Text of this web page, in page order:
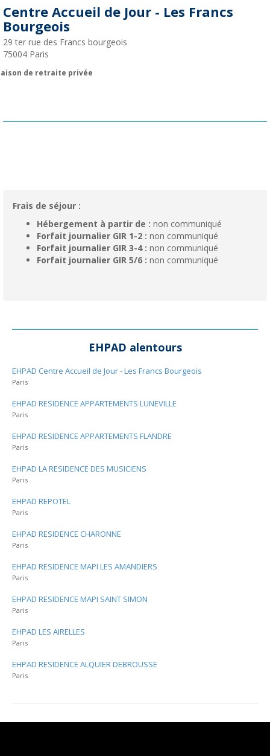
Centre Accueil de Jour - Les Francs
Bourgeois
29 ter rue des Francs bourgeois
75004 Paris
de retraite privée
Frais de séjour :
Hébergement à partir de : non communiqué
Forfait journalier GIR 1-2 : non communiqué
Forfait journalier GIR 3-4 : non communiqué
Forfait journalier GIR 5/6 : non communiqué
EHPAD alentours
EHPAD Centre Accueil de Jour - Les Francs Bourgeois
Paris
EHPAD RESIDENCE APPARTEMENTS LUNEVILLE
Paris
EHPAD RESIDENCE APPARTEMENTS FLANDRE
Paris
EHPAD LA RESIDENCE DES MUSICIENS
Paris
EHPAD REPOTEL
Paris
EHPAD RESIDENCE CHARONNE
Paris
EHPAD RESIDENCE MAPI LES AMANDIERS
Paris
EHPAD RESIDENCE MAPI SAINT SIMON
Paris
EHPAD LES AIRELLES
Paris
EHPAD RESIDENCE ALQUIER DEBROUSSE
Paris